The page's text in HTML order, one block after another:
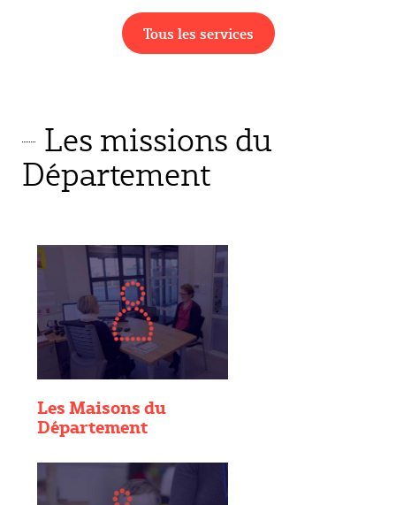
Tous les services
Les missions du
Département
Les Maisons du
Département